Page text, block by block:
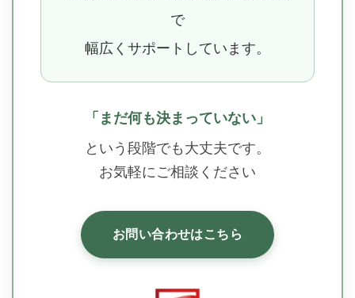
で
幅広くサポートしています。
「まだ何も決まっていない」
という段階でも大丈夫です。
お気軽にご相談ください
お問い合わせはこちら